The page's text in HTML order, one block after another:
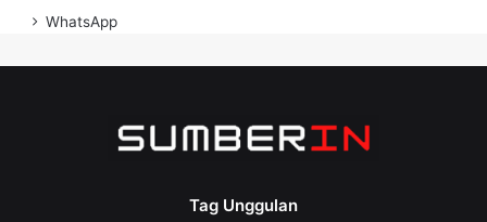
WhatsApp
Tag Unggulan